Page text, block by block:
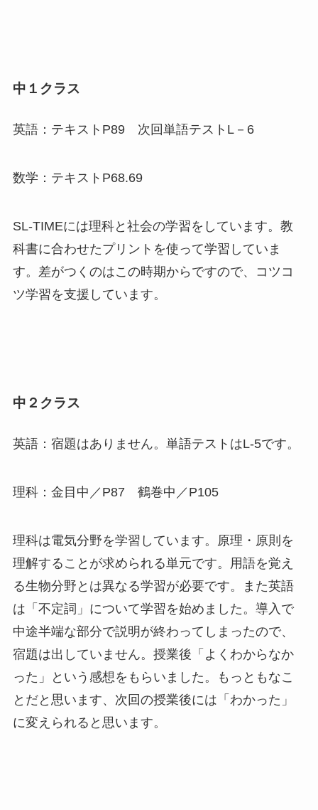
中１クラス
英語：テキストP89 次回単語テストL－6
数学：テキストP68.69
SL-TIMEには理科と社会の学習をしています。教
科書に合わせたプリントを使って学習していま
す。差がつくのはこの時期からですので、コツコ
ツ学習を支援しています。
中２クラス
英語：宿題はありません。単語テストはL-5です。
理科：金目中／P87 鶴巻中／P105
理科は電気分野を学習しています。原理・原則を
理解することが求められる単元です。用語を覚え
る生物分野とは異なる学習が必要です。また英語
は「不定詞」について学習を始めました。導入で
中途半端な部分で説明が終わってしまったので、
宿題は出していません。授業後「よくわからなか
った」という感想をもらいました。もっともなこ
とだと思います、次回の授業後には「わかった」
に変えられると思います。